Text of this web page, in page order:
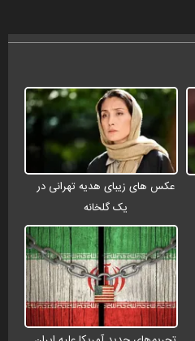
عکس های زیبای هدیه تهرانی در
یک گلخانه